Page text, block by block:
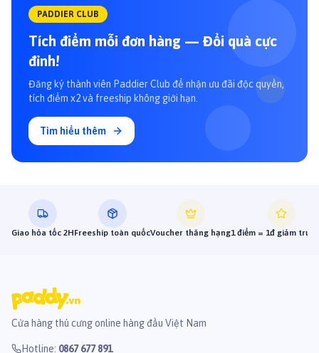
PADDIER CLUB
Tích điểm mỗi đơn hàng — Đổi quà cực
đỉnh!
Đăng ký thành viên Paddier Club để nhận ưu đãi độc quyền,
tích điểm x2 và freeship không giới hạn.
Tìm hiểu thêm
Giao hỏa tốc 2HFreeship toàn quốcVoucher thăng hạng1 điểm = 1đ giảm trực
Cửa hàng thú cưng online hàng đầu Việt Nam
Hotline: 0867 677 891